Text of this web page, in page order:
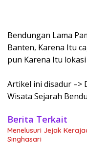
Bendungan Lama
Banten, Karena Itu
pun Karena Itu
Artikel ini disadur –>
Wisata Sejarah
Berita Terkait
Menelusuri Jejak
Singhasari